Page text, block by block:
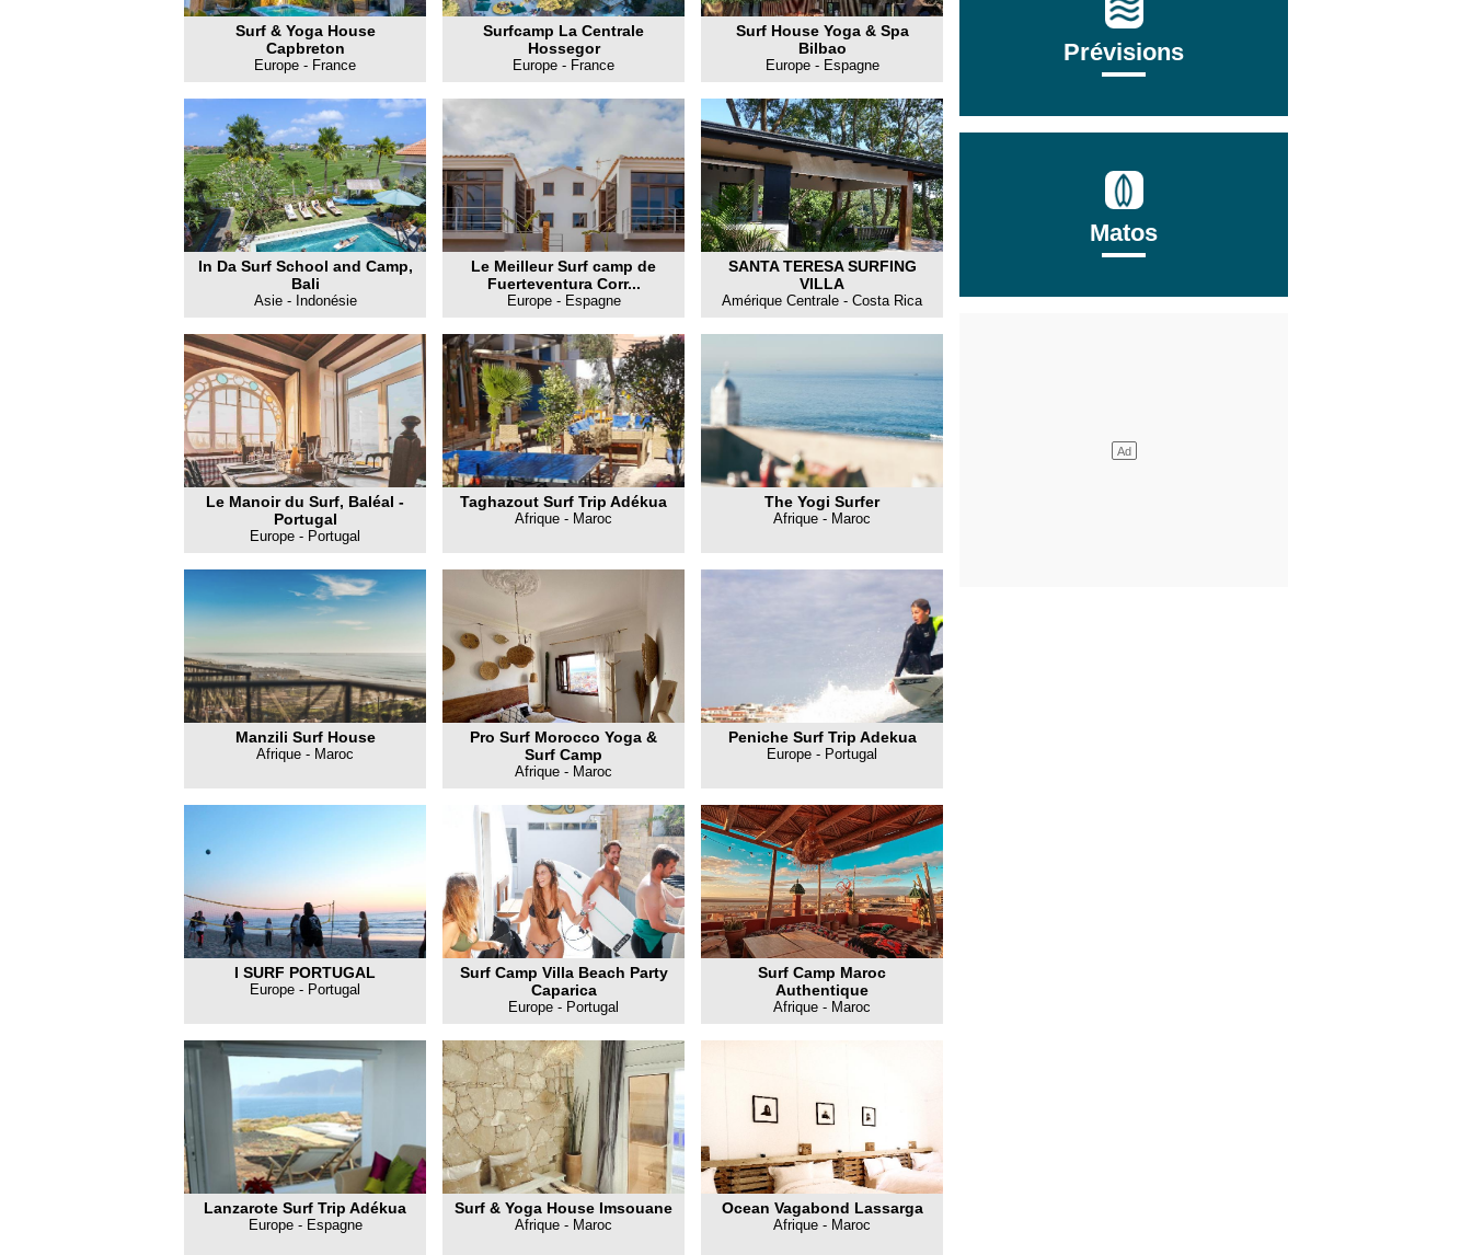
Surf & Yoga House
Capbreton
Europe - France
Surfcamp La Centrale
Hossegor
Europe - France
Surf House Yoga & Spa
Bilbao
Europe - Espagne
In Da Surf School and Camp,
Bali
Asie - Indonésie
Le Meilleur Surf camp de
Fuerteventura Corr...
Europe - Espagne
SANTA TERESA SURFING
VILLA
Amérique Centrale - Costa Rica
Le Manoir du Surf, Baléal -
Portugal
Europe - Portugal
Taghazout Surf Trip Adékua
Afrique - Maroc
The Yogi Surfer
Afrique - Maroc
Manzili Surf House
Afrique - Maroc
Pro Surf Morocco Yoga &
Surf Camp
Afrique - Maroc
Peniche Surf Trip Adekua
Europe - Portugal
I SURF PORTUGAL
Europe - Portugal
Surf Camp Villa Beach Party
Caparica
Europe - Portugal
Surf Camp Maroc
Authentique
Afrique - Maroc
Lanzarote Surf Trip Adékua
Europe - Espagne
Surf & Yoga House Imsouane
Afrique - Maroc
Ocean Vagabond Lassarga
Afrique - Maroc
Prévisions
Matos